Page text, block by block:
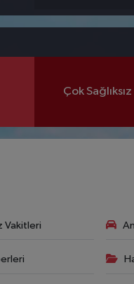
Çok Sağlıksız
Vakitleri